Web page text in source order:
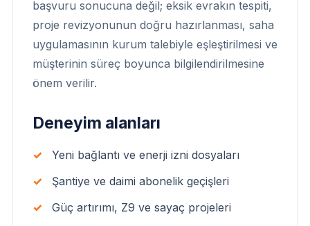
başvuru sonucuna değil; eksik evrakın tespiti,
proje revizyonunun doğru hazırlanması, saha
uygulamasının kurum talebiyle eşleştirilmesi ve
müşterinin süreç boyunca bilgilendirilmesine
önem verilir.
Deneyim alanları
Yeni bağlantı ve enerji izni dosyaları
Şantiye ve daimi abonelik geçişleri
Güç artırımı, Z9 ve sayaç projeleri